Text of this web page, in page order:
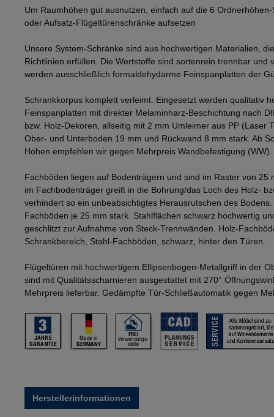
Um Raumhöhen gut ausnutzen, einfach auf die 6
oder Aufsatz-Flügeltürenschränke aufsetzen
Unsere System-Schränke sind aus hochwertigen Materialien,
Richtlinien erfüllen. Die Wertstoffe sind sortenrein trennbar und
werden ausschließlich formaldehydarme Feinspanplatten der
Schrankkorpus komplett verleimt. Eingesetzt werden qualitativ
Feinspanplatten mit direkter Melaminharz-Beschichtung nach
bzw. Holz-Dekoren, allseitig mit 2 mm Umleimer aus PP (Laser
Ober- und Unterboden 19 mm und Rückwand 8 mm stark. Ab
Höhen empfehlen wir gegen Mehrpreis Wandbefestigung (WW).
Fachböden liegen auf Bodenträgern und sind im Raster von 25
im Fachbodenträger greift in die Bohrung/das Loch des Holz-
verhindert so ein unbeabsichtigtes Herausrutschen des
Fachböden je 25 mm stark. Stahlflächen schwarz hochwertig
geschlitzt zur Aufnahme von Steck-Trennwänden. Holz-
Schrankbereich, Stahl-Fachböden, schwarz, hinter den Türen.
Flügeltüren mit hochwertigem Ellipsenbogen-Metallgriff in der
sind mit Qualitätsscharnieren ausgestattet mit 270°
Mehrpreis lieferbar. Gedämpfte Tür-Schließautomatik gegen
Herstellerinformationen